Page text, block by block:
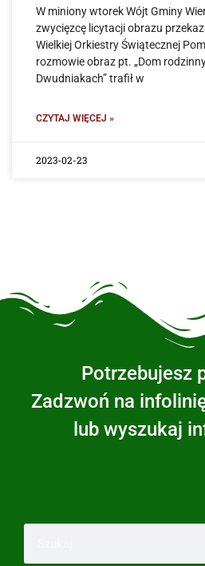
W miniony wtorek Wójt Gminy
zwycięzcę licytacji obrazu
Wielkiej Orkiestry Świątecznej
rozmowie obraz pt. „Dom
Dwudniakach” trafił w
CZYTAJ WIĘCEJ »
2023-02-23
Potrzebujesz
Zadzwoń na
lub wyszukaj